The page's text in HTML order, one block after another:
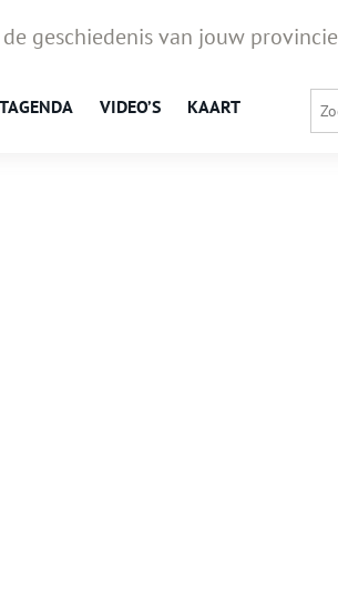
geschiedenis van jouw provincie
VIDEO’S KAART